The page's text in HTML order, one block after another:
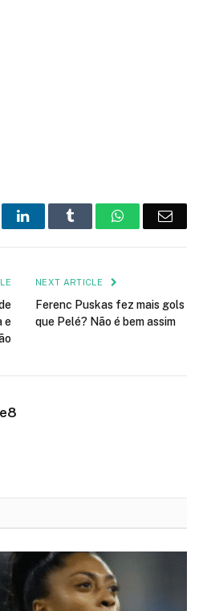
LinkedIn Tumblr WhatsApp
e
NEXT ARTICLE
Ferenc Puskas fez mais gols
que Pelé? Não é bem assim